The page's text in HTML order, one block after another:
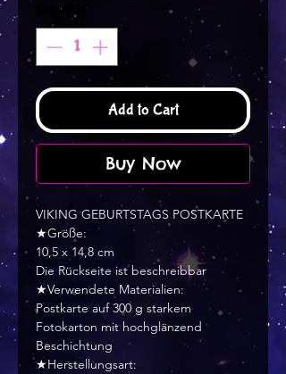
Quantity
Add to Cart
Buy Now
VIKING GEBURTSTAGS POSTKARTE
★Größe:
10,5 x 14,8 cm
Die Rückseite ist beschreibbar
★Verwendete Materialien:
Postkarte auf 300 g starkem
Fotokarton mit hochglänzend
Beschichtung
★Herstellungsart: